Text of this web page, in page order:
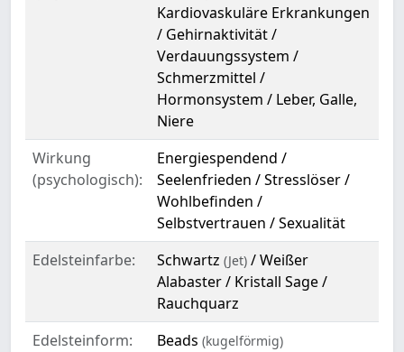
Kardiovaskuläre Erkrankungen
/ Gehirnaktivität /
Verdauungssystem /
Schmerzmittel /
Hormonsystem / Leber, Galle,
Niere
Wirkung
(psychologisch):
Energiespendend /
Seelenfrieden / Stresslöser /
Wohlbefinden /
Selbstvertrauen / Sexualität
Edelsteinfarbe:
Schwartz (Jet) / Weißer
Alabaster / Kristall Sage /
Rauchquarz
Edelsteinform:
Beads (kugelförmig)